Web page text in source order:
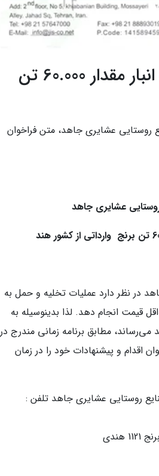
فراخوان عملیات تخلیه و حمل به انبار مقدار 60.000 تن
عشایری جاهد، متن فراخوان
عشایری جاهد
در نظر دارد عملیات تخلیه و حمل به
کشور هند را با حداقل قیمت انجام دهد. لذا بدینوسیله به
می‌رساند، مطابق برنامه زمانی مندرج در
اقدام و پیشنهادات خود را در زمان
روستایی عشایری جاهد تلفن :